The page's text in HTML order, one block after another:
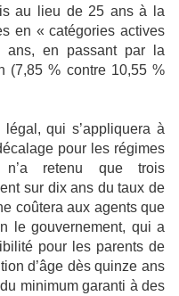
au lieu de 25 ans à la
en « catégories actives
en passant par la
(7,85 % contre 10,55 %
qui s’appliquera à
pour les régimes
n’a retenu que trois
sur dix ans du taux de
coûtera aux agents que
le gouvernement, qui a
pour les parents de
d’âge dès quinze ans
minimum garanti à des